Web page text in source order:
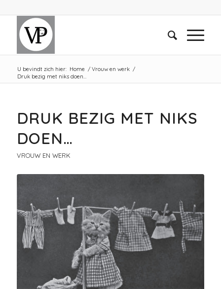
U bevindt zich hier: Home / Vrouw en werk /
Druk bezig met niks doen…
DRUK BEZIG MET NIKS
DOEN…
VROUW EN WERK